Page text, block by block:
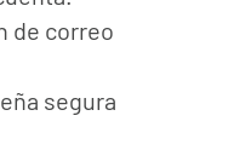
de correo
segura